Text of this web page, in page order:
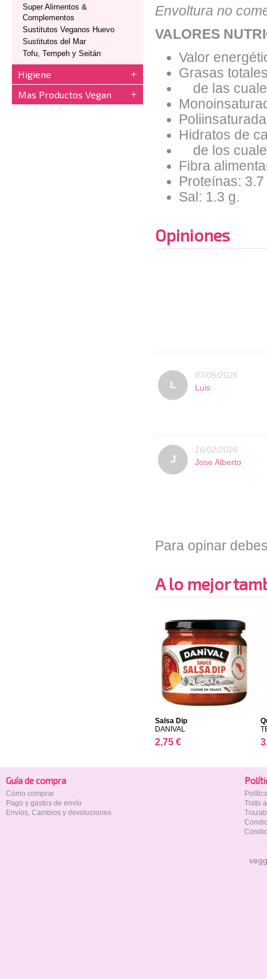
Super Alimentos &
Complementos
Sustitutos Veganos Huevo
Sustitutos del Mar
Tofu, Tempeh y Seitán
Higiene
Mas Productos Vegan
Envoltura no
VALORES
Valor
Grasas
de las
Hidratos de
de los
Fibra
Proteínas: 3.7
Sal: 1.3 g.
Opiniones
L
07/05/2026
Luis
J
16/02/2026
Jose Alberto
Para opinar
A lo mejor
Salsa Dip
DANIVAL
2,75 €
Guía de compra
Cómo comprar
Pago y gastos de envío
Envíos, Cambios y devoluciones
Trato